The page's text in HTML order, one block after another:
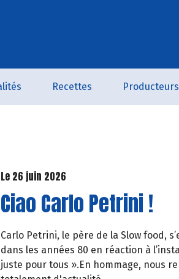
Recettes Producteurs
Le 26 juin 2026
Ciao Carlo Petrini !
Carlo Petrini, le père de la Slow food,
dans les années 80 en réaction à
juste pour tous ».En hommage, nous